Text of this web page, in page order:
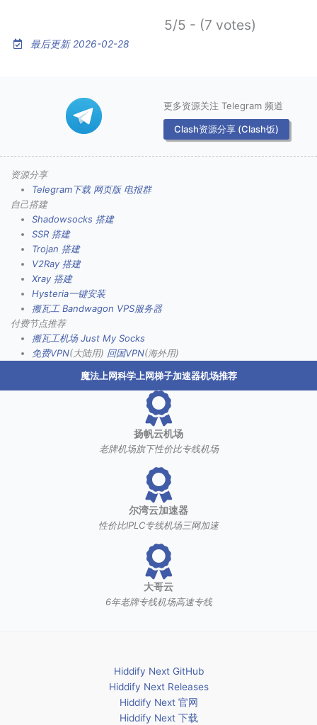
5/5 - (7 votes)
最后更新 2026-02-28
更多资源关注 Telegram 频道
Clash资源分享 (Clash饭)
资源分享
Telegram下载 网页版 电报群
自己搭建
Shadowsocks 搭建
SSR 搭建
Trojan 搭建
V2Ray 搭建
Xray 搭建
Hysteria一键安装
搬瓦工 Bandwagon VPS服务器
付费节点推荐
搬瓦工机场 Just My Socks
免费VPN(大陆用) 回国VPN(海外用)
魔法上网科学上网梯子加速器机场推荐
扬帆云机场
老牌机场旗下性价比专线机场
尔湾云加速器
性价比IPLC专线机场三网加速
大哥云
6年老牌专线机场高速专线
Hiddify Next GitHub
Hiddify Next Releases
Hiddify Next 官网
Hiddify Next 下载